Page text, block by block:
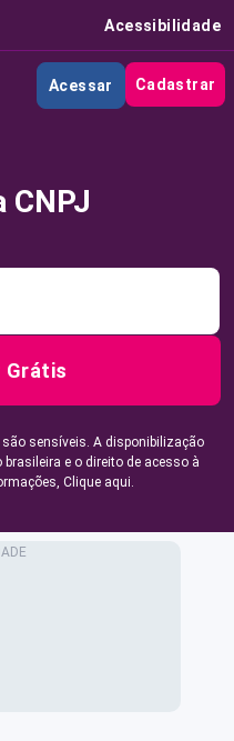
Acessibilidade
Acessar Cadastrar
CNPJ
Grátis
sensíveis. A disponibilização
e o direito de acesso à
Clique aqui.